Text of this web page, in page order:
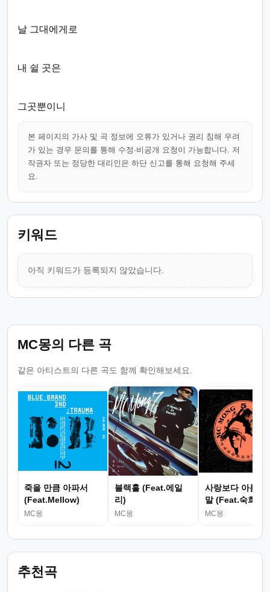
날 그대에게로
내 쉴 곳은
그곳뿐이니
본 페이지의 가사 및 곡 정보에 오류가 있거나 권리 침해 우려
가 있는 경우 문의를 통해 수정·비공개 요청이 가능합니다. 저
작권자 또는 정당한 대리인은 하단 신고를 통해 요청해 주세
요.
키워드
아직 키워드가 등록되지 않았습니다.
MC몽의 다른 곡
같은 아티스트의 다른 곡도 함께 확인해보세요.
죽을 만큼 아파서
(Feat.Mellow)
MC몽
블랙홀 (Feat.에일
리)
MC몽
사랑보다 아름다
말 (Feat.숙희)
MC몽
추천곡